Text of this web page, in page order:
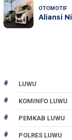
OTOMOTIF
Aliansi
LUWU
KOMINFO LUWU
PEMKAB LUWU
POLRES LUWU